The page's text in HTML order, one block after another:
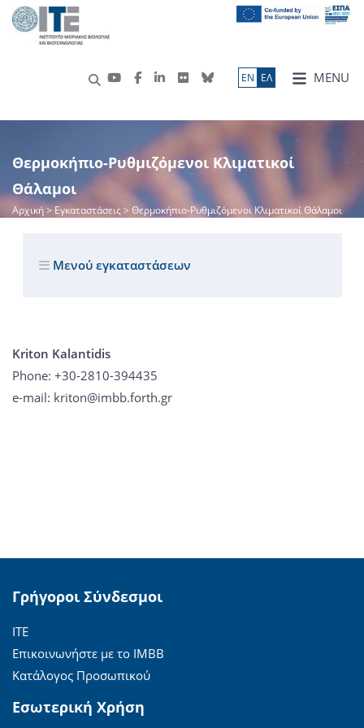
MENU
ΕN ΕΛ
Θερμοκήπιο-Ρυθμιζόμενοι Κλιματικοί
Θάλαμοι
Αρχική> Εγκαταστάσεις > Θερμοκήπιο-Ρυθμιζόμενοι Κλιματικοί Θάλαμοι
Μενού εγκαταστάσεων
Kriton Kalantidis
Phone: +30-2810-394435
e-mail: kriton@imbb.forth.gr
Γρήγοροι Σύνδεσμοι
ΙΤΕ
Επικοινωνήστε με το ΙΜΒΒ
Κατάλογος Προσωπικού
Εσωτερική Χρήση